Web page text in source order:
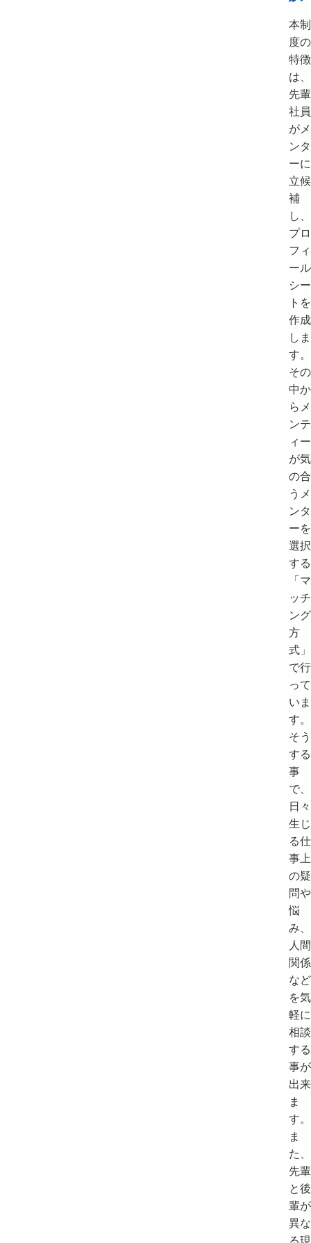
本制
度の
特徴
は、
先輩
社員
がメ
ンタ
ーに
立候
補
し、
プロ
フィ
ール
シー
トを
作成
しま
す。
その
中か
らメ
ンテ
ィー
が気
の合
うメ
ンタ
ーを
選択
する
「マ
ッチ
ング
方
式」
で行
って
いま
す。
そう
する
事
で、
日々
生じ
る仕
事上
の疑
問や
悩
み、
人間
関係
など
を気
軽に
相談
する
事が
出来
ま
す。
ま
た、
先輩
と後
輩が
異な